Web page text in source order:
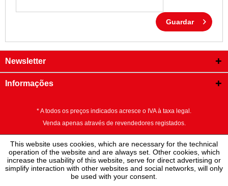
Guardar
Newsletter
Informações
* A todos os preços indicados acresce o IVA à taxa legal.
Venda apenas através de revendedores registados.
This website uses cookies, which are necessary for the technical
operation of the website and are always set. Other cookies, which
increase the usability of this website, serve for direct advertising or
simplify interaction with other websites and social networks, will only
be used with your consent.